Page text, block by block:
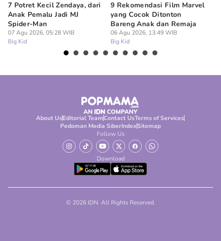
7 Potret Kecil Zendaya, dari
Anak Pemalu Jadi MJ
Spider-Man
07 Agu 2026, 05:28 WIB
Big Kid
9 Rekomendasi Film Marvel
yang Cocok Ditonton
Bareng Anak dan Remaja
06 Agu 2026, 13:49 WIB
Big Kid
About UsEditorial TeamContact UsTerms of Services
Pedoman Media SiberIndexSitemap
Follow Us
Download
© 2026 IDN. All Rights Reserved.